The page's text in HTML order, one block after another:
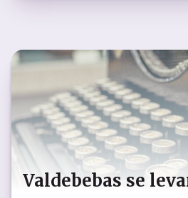
Valdebebas se